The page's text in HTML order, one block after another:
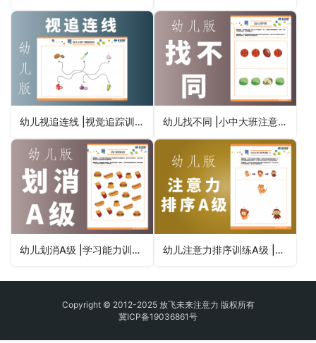
幼儿视追连线 |视觉追踪训练改善阅读看书跳字串行 幼儿找不同 |小中大班注意力训练专注力图卡文件高清晰下载
幼儿划消A级 |学习能力训练中心专注力注意力训练 幼儿注意力排序训练A级 |幼儿园小班学习能力训练儿童专注力不集中
Copyright © 2012-2025 放飞未来注意力 版权所有
冀ICP备19036861号